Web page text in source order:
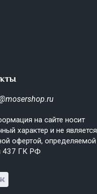
на сайте носит
характер и не является
офертой, определяемой
437 ГК РФ